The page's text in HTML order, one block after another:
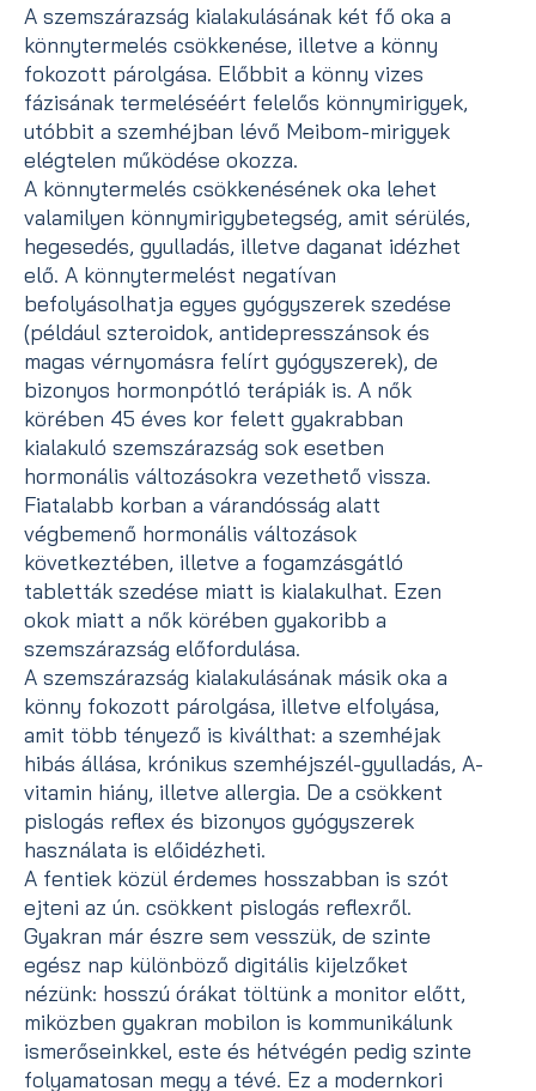
A szemszárazság kialakulásának két fő oka a
könnytermelés csökkenése, illetve a könny
fokozott párolgása. Előbbit a könny vizes
fázisának termeléséért felelős könnymirigyek,
utóbbit a szemhéjban lévő Meibom-mirigyek
elégtelen működése okozza.
A könnytermelés csökkenésének oka lehet
valamilyen könnymirigybetegség, amit sérülés,
hegesedés, gyulladás, illetve daganat idézhet
elő. A könnytermelést negatívan
befolyásolhatja egyes gyógyszerek szedése
(például szteroidok, antidepresszánsok és
magas vérnyomásra felírt gyógyszerek), de
bizonyos hormonpótló terápiák is. A nők
körében 45 éves kor felett gyakrabban
kialakuló szemszárazság sok esetben
hormonális változásokra vezethető vissza.
Fiatalabb korban a várandósság alatt
végbemenő hormonális változások
következtében, illetve a fogamzásgátló
tabletták szedése miatt is kialakulhat. Ezen
okok miatt a nők körében gyakoribb a
szemszárazság előfordulása.
A szemszárazság kialakulásának másik oka a
könny fokozott párolgása, illetve elfolyása,
amit több tényező is kiválthat: a szemhéjak
hibás állása, krónikus szemhéjszél-gyulladás, A-
vitamin hiány, illetve allergia. De a csökkent
pislogás reflex és bizonyos gyógyszerek
használata is előidézheti.
A fentiek közül érdemes hosszabban is szót
ejteni az ún. csökkent pislogás reflexről.
Gyakran már észre sem vesszük, de szinte
egész nap különböző digitális kijelzőket
nézünk: hosszú órákat töltünk a monitor előtt,
miközben gyakran mobilon is kommunikálunk
ismerőseinkkel, este és hétvégén pedig szinte
folyamatosan megy a tévé. Ez a modernkori